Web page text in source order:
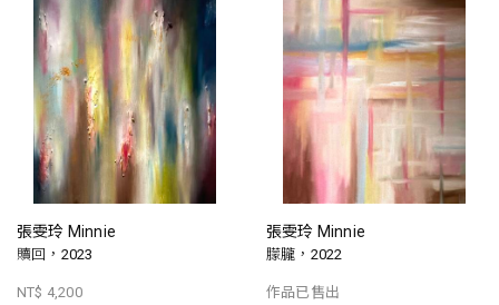
張雯玲 Minnie
贖回，2023
NT$ 4,200
張雯玲 Minnie
朦朧，2022
作品已售出